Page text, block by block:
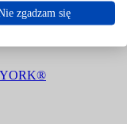
YORK®
zgadzam się